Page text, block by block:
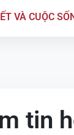
VÀ CUỘC
tin